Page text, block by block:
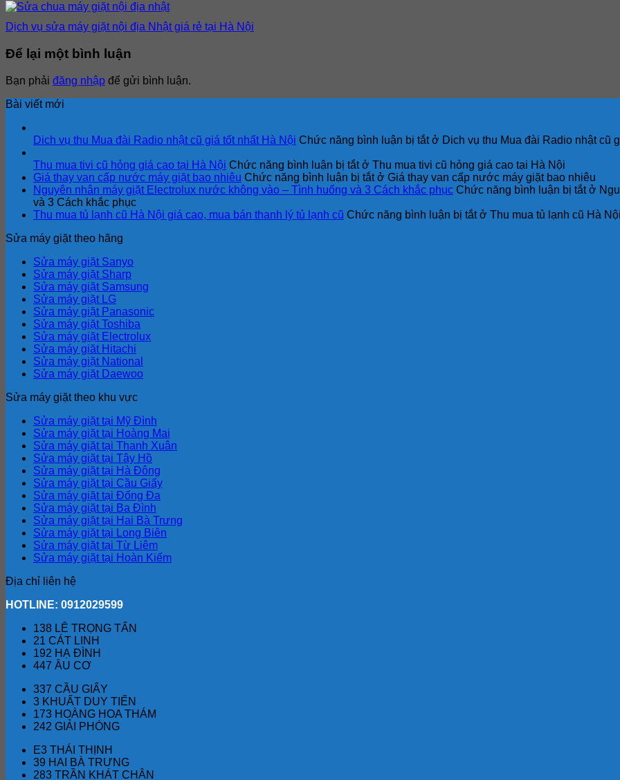
Dịch vụ sửa máy giặt nội địa Nhật giá rẻ tại Hà Nội
Để lại một bình luận
Bạn phải đăng nhập để gửi bình luận.
Bài viết mới
Dich vụ thu Mua đài Radio nhật cũ giá tốt nhất Hà Nội Chức năng bình luận bị tắtở Dich vụ thu Mua đài Radio nhật cũ
Thu mua tivi cũ hỏng giá cao tại Hà Nội Chức năng bình luận bị tắtở Thu mua tivi cũ hỏng giá cao tại Hà Nội
Giá thay van cấp nước máy giặt bao nhiêu Chức năng bình luận bị tắtở Giá thay van cấp nước máy giặt bao nhiêu
Nguyên nhân máy giặt Electrolux nước không vào – Tình huống và 3 Cách khắc phục Chức năng bình luận bị tắtở
và 3 Cách khắc phục
Thu mua tủ lạnh cũ Hà Nội giá cao, mua bán thanh lý tủ lạnh cũ Chức năng bình luận bị tắtở Thu mua tủ lạnh cũ Hà
Sửa máy giặt theo hãng
Sửa máy giặt Sanyo
Sửa máy giặt Sharp
Sửa máy giặt Samsung
Sửa máy giặt LG
Sửa máy giặt Panasonic
Sửa máy giặt Toshiba
Sửa máy giặt Electrolux
Sửa máy giăt Hitachi
Sửa máy giặt National
Sửa máy giặt Daewoo
Sửa máy giặt theo khu vực
Sửa máy giặt tại Mỹ Đình
Sửa máy giặt tại Hoàng Mai
Sửa máy giặt tại Thanh Xuân
Sửa máy giặt tại Tây Hồ
Sửa máy giặt tại Hà Đông
Sửa máy giặt tại Cầu Giấy
Sửa máy giặt tại Đống Đa
Sửa máy giặt tại Ba Đình
Sửa máy giặt tại Hai Bà Trưng
Sửa máy giặt tại Long Biên
Sửa máy giặt tại Từ Liêm
Sửa máy giặt tại Hoàn Kiếm
Địa chỉ liên hệ
HOTLINE: 0912029599
138 LÊ TRỌNG TẤN
21 CÁT LINH
192 HẠ ĐÌNH
447 ÂU CƠ
337 CẦU GIẤY
3 KHUẤT DUY TIẾN
173 HOÀNG HOA THÁM
242 GIẢI PHÓNG
E3 THÁI THỊNH
39 HAI BÀ TRƯNG
283 TRẦN KHÁT CHÂN